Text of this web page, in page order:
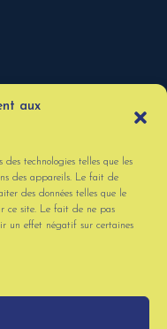
aux
des technologies telles que les
des appareils. Le fait de
des données telles que le
ce site. Le fait de ne pas
un effet négatif sur certaines